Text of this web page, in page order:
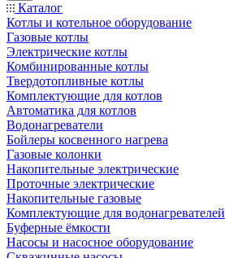
Каталог
Котлы и котельное оборудование
Газовые котлы
Электрические котлы
Комбинированные котлы
Твердотопливные котлы
Комплектующие для котлов
Автоматика для котлов
Водонагреватели
Бойлеры косвенного нагрева
Газовые колонки
Накопительные электрические
Проточные электрические
Накопительные газовые
Комплектующие для водонагревателей
Буферные ёмкости
Насосы и насосное оборудование